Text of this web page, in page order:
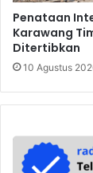
Penataan
Karawang
Ditertibkan
10 Agustus